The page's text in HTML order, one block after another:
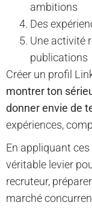
ambitions
Des
Une activité
publications
Créer un profil
montrer ton
donner envie de
expériences,
En appliquant
véritable levier
recruteur,
marché